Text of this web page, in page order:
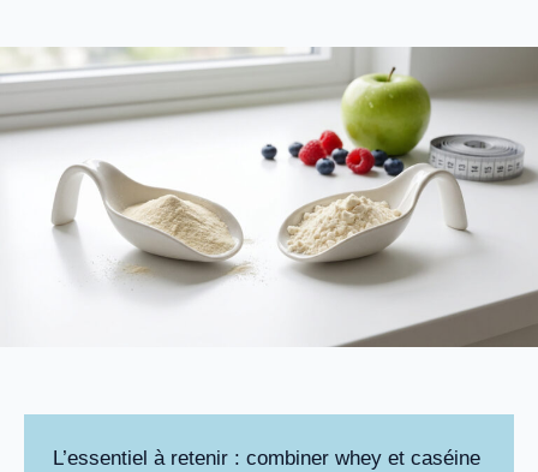
L’essentiel à retenir : combiner whey et caséine